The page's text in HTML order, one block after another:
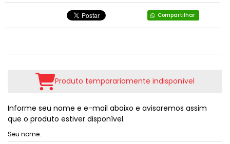
Compartilhar
Produto temporariamente indisponível
Informe seu nome e e-mail abaixo e avisaremos assim
que o produto estiver disponível.
Seu nome: